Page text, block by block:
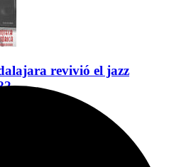
revivió el jazz